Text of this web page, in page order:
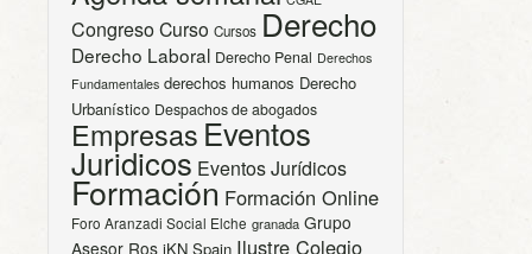
CongresoCurso Cursos Derecho
Derecho Laboral Derecho Penal Derechos
Fundamentales derechos humanos Derecho
Urbanístico Despachos de abogados
Empresas Eventos
Juridicos Eventos Jurídicos
Formación Formación Online
Foro Aranzadi Social Elche granada Grupo
Asesor Ros iKN Spain Ilustre Colegio